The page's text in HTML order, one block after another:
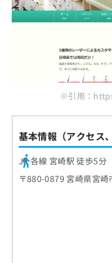
※引用：
基本情報（アクセス
JR 各線 宮崎駅 徒歩5分
〒880-0879 宮崎県宮